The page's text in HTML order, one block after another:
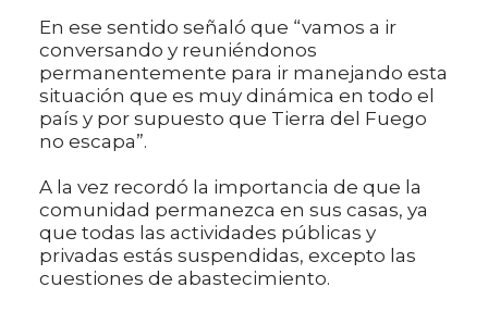
En ese sentido señaló que “vamos a ir
conversando y reuniéndonos
permanentemente para ir manejando esta
situación que es muy dinámica en todo el
país y por supuesto que Tierra del Fuego
no escapa”.
A la vez recordó la importancia de que la
comunidad permanezca en sus casas, ya
que todas las actividades públicas y
privadas estás suspendidas, excepto las
cuestiones de abastecimiento.